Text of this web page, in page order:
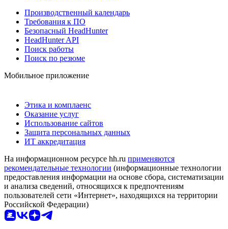
Производственный календарь
Требования к ПО
Безопасный HeadHunter
HeadHunter API
Поиск работы
Поиск по резюме
Мобильное приложение
Этика и комплаенс
Оказание услуг
Использование сайтов
Защита персональных данных
ИТ аккредитация
На информационном ресурсе hh.ru применяются
рекомендательные технологии (информационные технологии
предоставления информации на основе сбора, систематизации
и анализа сведений, относящихся к предпочтениям
пользователей сети «Интернет», находящихся на территории
Российской Федерации)